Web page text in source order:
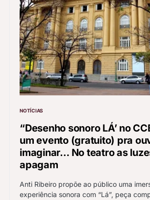
NOTÍCIAS
“Desenho sonoro LÁ’ no
um evento (gratuito) pra
imaginar… No teatro as
apagam
Anti Ribeiro propõe ao público uma
experiência sonora com “Lá”, peça